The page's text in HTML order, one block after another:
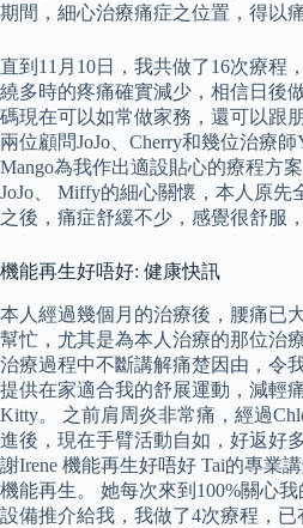
期間，細心治療痛症之位置，得以
直到11月10日，我共做了16次療程
繞多時的疼痛確實減少，相信日後
碼現在可以如常做家務，還可以跟
兩位顧問JoJo、Cherry和幾位治療師
Mango為我作出適設貼心的療程方
JoJo、 Miffy的細心關懷，本人原先
之後，痛症舒緩不少，感覺很舒服
機能再生好唔好: 健康快訊
本人經過幾個月的治療後，腰痛已
幫忙，尤其是為本人治療的那位治
治療過程中不斷講解痛楚因由，令
提供在家適合我的舒展運動，減輕
Kitty。 之前肩周炎非常痛，經過
進後，現在手臂活動自如，好返好
謝Irene 機能再生好唔好 Tai的專業
機能再生。 她每次來到100%關心
設備推介給我，我做了4次療程，